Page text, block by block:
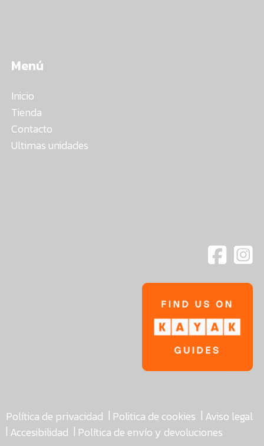
Menú
Inicio
Tienda
Contacto
Ultimas unidades
Política de privacidad | Politica de cookies | Aviso legal
| Accesibilidad | Política de envío y devoluciones